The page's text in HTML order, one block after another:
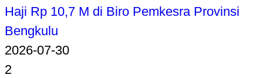
Haji Rp 10,7 M di Biro Pemkesra Provinsi
Bengkulu
2026-07-30
2